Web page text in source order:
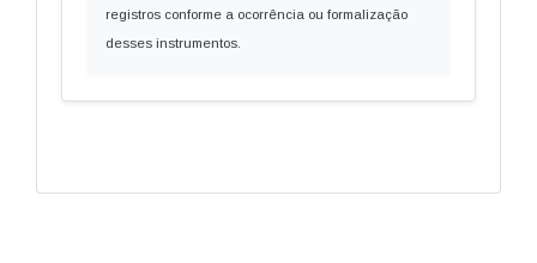
registros conforme a ocorrência ou formalização
desses instrumentos.